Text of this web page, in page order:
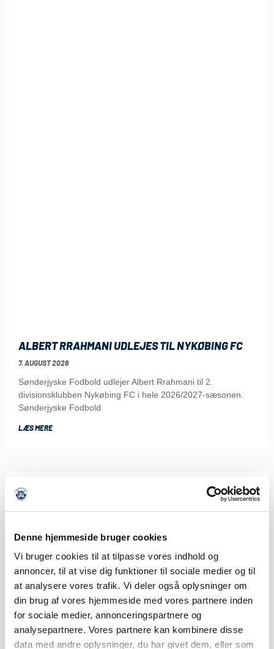
Denne hjemmeside bruger cookies
Vi bruger cookies til at tilpasse vores indhold og
annoncer, til at vise dig funktioner til sociale medier og til
at analysere vores trafik. Vi deler også oplysninger om
din brug af vores hjemmeside med vores partnere inden
for sociale medier, annonceringspartnere og
analysepartnere. Vores partnere kan kombinere disse
data med andre oplysninger, du har givet dem, eller som
ALBERT RRAHMANI UDLEJES TIL NYKØBING FC
7. AUGUST 2026
Sønderjyske Fodbold udlejer Albert Rrahmani til 2.
divisionsklubben Nykøbing FC i hele 2026/2027-sæsonen.
Sønderjyske Fodbold
LÆS MERE